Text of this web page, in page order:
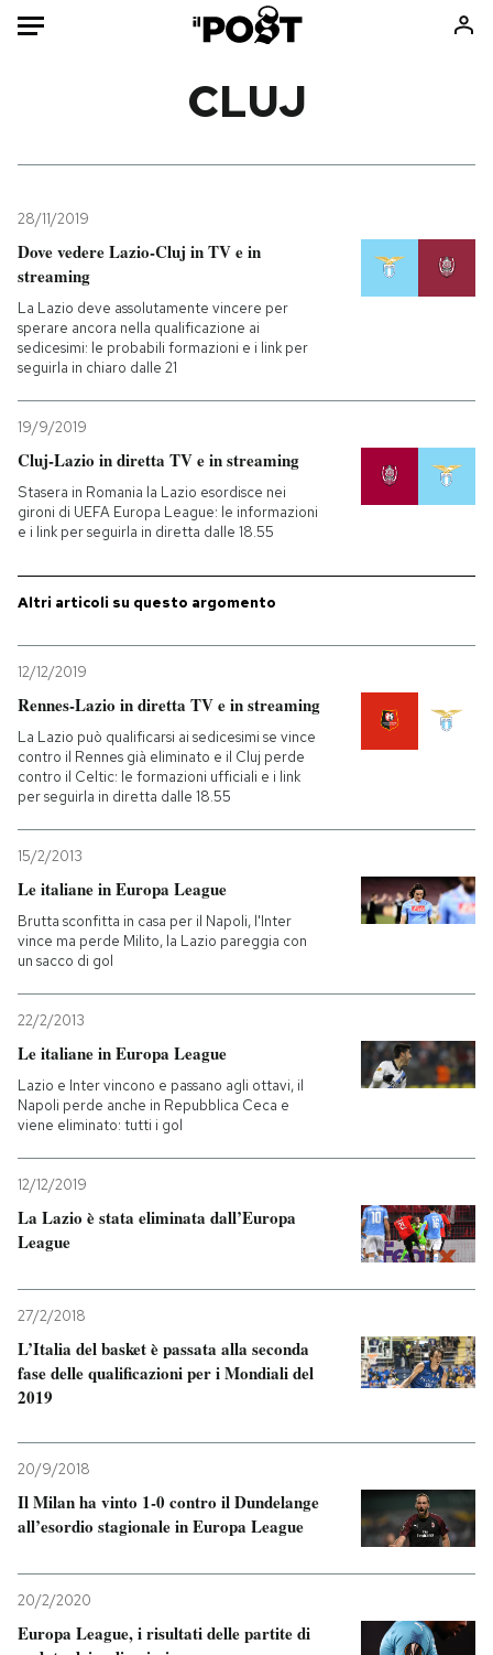
Mondo
Politica
Tecnologia
Internet
Scienza
Cultura
Economia
Ok Boomer!
Media
Altrecose
PODCAST
NEWSLETTER
I MIEI PREFERITI
SHOP
CALENDARIO
AREA PERSONALE
Entra
CLUJ
28/11/2019
Dove vedere Lazio-Cluj in TV e in
streaming
La Lazio deve assolutamente vincere per
sperare ancora nella qualificazione ai
sedicesimi: le probabili formazioni e i link per
seguirla in chiaro dalle 21
19/9/2019
Cluj-Lazio in diretta TV e in streaming
Stasera in Romania la Lazio esordisce nei
gironi di UEFA Europa League: le informazioni
e i link per seguirla in diretta dalle 18.55
Altri articoli su questo argomento
12/12/2019
Rennes-Lazio in diretta TV e in streaming
La Lazio può qualificarsi ai sedicesimi se vince
contro il Rennes già eliminato e il Cluj perde
contro il Celtic: le formazioni ufficiali e i link
per seguirla in diretta dalle 18.55
15/2/2013
Le italiane in Europa League
Brutta sconfitta in casa per il Napoli, l'Inter
vince ma perde Milito, la Lazio pareggia con
un sacco di gol
22/2/2013
Le italiane in Europa League
Lazio e Inter vincono e passano agli ottavi, il
Napoli perde anche in Repubblica Ceca e
viene eliminato: tutti i gol
12/12/2019
La Lazio è stata eliminata dall’Europa
League
27/2/2018
L’Italia del basket è passata alla seconda
fase delle qualificazioni per i Mondiali del
2019
20/9/2018
Il Milan ha vinto 1-0 contro il Dundelange
all’esordio stagionale in Europa League
20/2/2020
Europa League, i risultati delle partite di